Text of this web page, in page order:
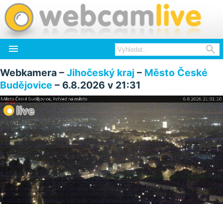
 
Webkamera – Jihočeský kraj – Město České
Budějovice – 6.8.2026 v 21:31